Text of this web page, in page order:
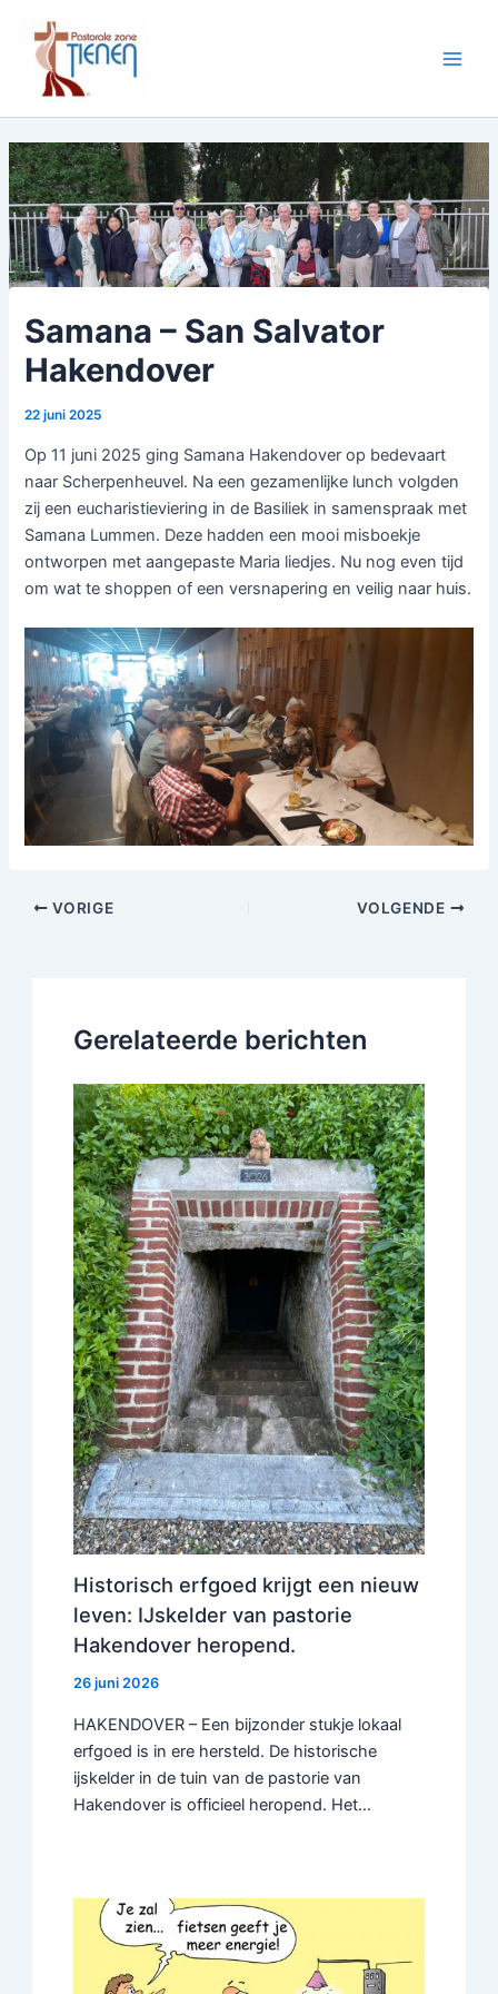
inhoud
Samana – San Salvator
Hakendover
22 juni 2025
Op 11 juni 2025 ging Samana Hakendover op bedevaart
naar Scherpenheuvel. Na een gezamenlijke lunch volgden
zij een eucharistieviering in de Basiliek in samenspraak met
Samana Lummen. Deze hadden een mooi misboekje
ontworpen met aangepaste Maria liedjes. Nu nog even tijd
om wat te shoppen of een versnapering en veilig naar huis.
VORIGE VOLGENDE
Gerelateerde berichten
Historisch erfgoed krijgt een nieuw
leven: IJskelder van pastorie
Hakendover heropend.
26 juni 2026
HAKENDOVER – Een bijzonder stukje lokaal
erfgoed is in ere hersteld. De historische
ijskelder in de tuin van de pastorie van
Hakendover is officieel heropend. Het…